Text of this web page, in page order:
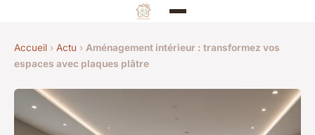
Accueil › Actu › Aménagement intérieur : transformez vos
espaces avec plaques plâtre